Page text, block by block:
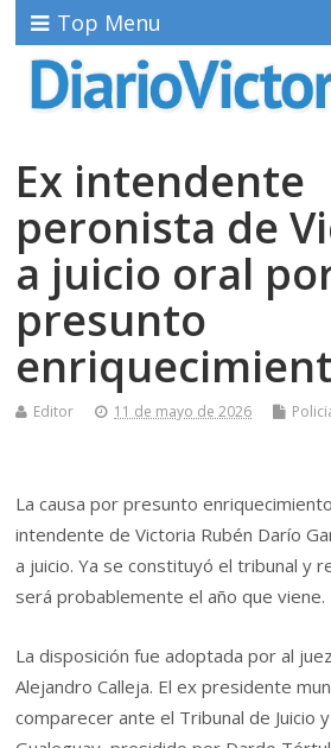
Top Menu
Ex intendente
peronista de
a juicio oral
presunto
Editor 11 de mayo de 2026
La causa por presunto
intendente de Victoria Rubén Darío
a juicio. Ya se constituyó el tribunal y
será probablemente el año que viene.
La disposición fue adoptada por al
Alejandro Calleja. El ex presidente
comparecer ante el Tribunal de Juicio